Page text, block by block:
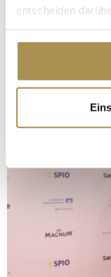
entscheiden
Cookie-Erklärung
Trigger Symbol
erfassen,
bestimmten
Erfahren Sie
verarbeitet
Abschnitt
Wir verwenden